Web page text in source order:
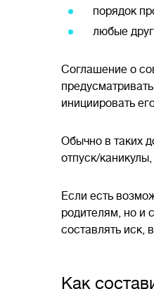
порядок
любые
Соглашение о
инициировать
Обычно в таких
отпуск/
Если есть
родителям, но и
составлять иск,
Как